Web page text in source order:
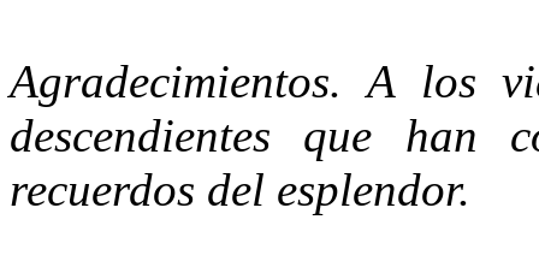
Agradecimientos. A los
descendientes que han
recuerdos del esplendor.